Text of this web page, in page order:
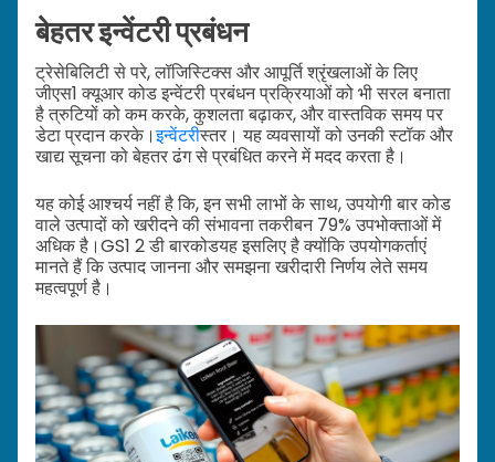
बेहतर इन्वेंटरी प्रबंधन
ट्रेसेबिलिटी से परे, लॉजिस्टिक्स और आपूर्ति श्रृंखलाओं के लिए
जीएस1 क्यूआर कोड इन्वेंटरी प्रबंधन प्रक्रियाओं को भी सरल बनाता
है त्रुटियों को कम करके, कुशलता बढ़ाकर, और वास्तविक समय पर
डेटा प्रदान करके।इन्वेंटरीस्तर। यह व्यवसायों को उनकी स्टॉक और
खाद्य सूचना को बेहतर ढंग से प्रबंधित करने में मदद करता है।
यह कोई आश्चर्य नहीं है कि, इन सभी लाभों के साथ, उपयोगी बार कोड
वाले उत्पादों को खरीदने की संभावना तकरीबन 79% उपभोक्ताओं में
अधिक है।GS1 2 डी बारकोडयह इसलिए है क्योंकि उपयोगकर्ताएं
मानते हैं कि उत्पाद जानना और समझना खरीदारी निर्णय लेते समय
महत्वपूर्ण है।